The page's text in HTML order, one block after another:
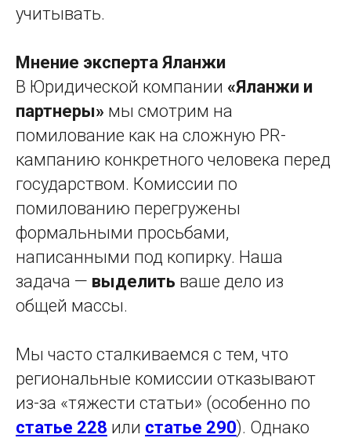
учитывать.
Мнение эксперта Яланжи
В Юридической компании «Яланжи и
партнеры» мы смотрим на
помилование как на сложную PR-
кампанию конкретного человека перед
государством. Комиссии по
помилованию перегружены
формальными просьбами,
написанными под копирку. Наша
задача — выделить ваше дело из
общей массы.
Мы часто сталкиваемся с тем, что
региональные комиссии отказывают
из-за «тяжести статьи» (особенно по
статье 228 или статье 290). Однако